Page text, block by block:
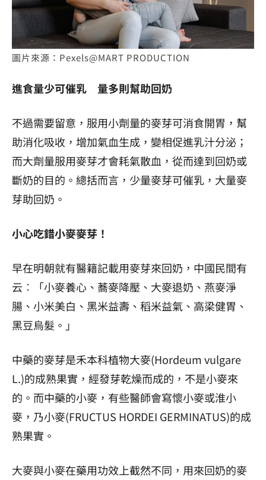
圖片來源：Pexels@MART PRODUCTION
進食量少可催乳 量多則幫助回奶
不過需要留意，服用小劑量的麥芽可消食開胃，幫
助消化吸收，增加氣血生成，變相促進乳汁分泌；
而大劑量服用麥芽才會耗氣散血，從而達到回奶或
斷奶的目的。總括而言，少量麥芽可催乳，大量麥
芽助回奶。
小心吃錯小麥麥芽！
早在明朝就有醫籍記載用麥芽來回奶，中國民間有
云︰「小麥養心、蕎麥降壓、大麥退奶、燕麥淨
腸、小米美白、黑米益壽、稻米益氣、高梁健胃、
黑豆烏髮。」
中藥的麥芽是禾本科植物大麥(Hordeum vulgare
L.)的成熟果實，經發芽乾燥而成的，不是小麥來
的。而中藥的小麥，有些醫師會寫懷小麥或淮小
麥，乃小麥(FRUCTUS HORDEI GERMINATUS)的成
熟果實。
大麥與小麥在藥用功效上截然不同，用來回奶的麥